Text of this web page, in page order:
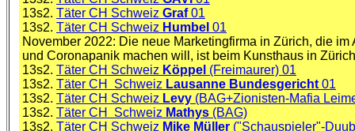
13s2. Täter CH Schweiz Graf01
13s2. Täter CH Schweiz Humbel 01
November 2022: Die neue Marketingfirma in Zürich, die
und Coronapanik machen will, ist beim Kunsthaus in
13s2. Täter CH Schweiz Köppel (Freimaurer) 01
13s2. Täter CH Schweiz Lausanne Bundesgericht 01
13s2. Täter CH Schweiz Levy (BAG+Zionisten-Mafia
13s2. Täter CH Schweiz Mathys (BAG)
13s2. Täter CH Schweiz Mike Müller ("Schauspieler"-